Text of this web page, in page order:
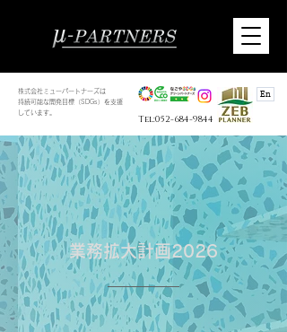
株式会社ミューパートナーズは
持続可能な開発目標（SDGs）を支援
しています。
Tel:052-684-9844
En
​業務拡大計画2026